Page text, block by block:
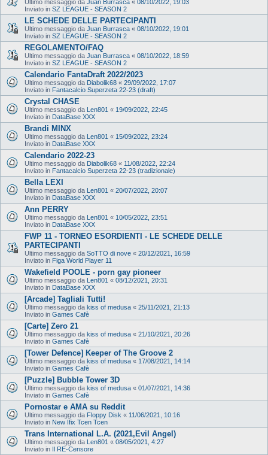
Ultimo messaggio da Juan Burrasca « 08/10/2022, 19:03
Inviato in SZ LEAGUE - SEASON 2
LE SCHEDE DELLE PARTECIPANTI
Ultimo messaggio da Juan Burrasca « 08/10/2022, 19:01
Inviato in SZ LEAGUE - SEASON 2
REGOLAMENTO/FAQ
Ultimo messaggio da Juan Burrasca « 08/10/2022, 18:59
Inviato in SZ LEAGUE - SEASON 2
Calendario FantaDraft 2022/2023
Ultimo messaggio da Diabolik68 « 29/09/2022, 17:07
Inviato in Fantacalcio Superzeta 22-23 (draft)
Crystal CHASE
Ultimo messaggio da Len801 « 19/09/2022, 22:45
Inviato in DataBase XXX
Brandi MINX
Ultimo messaggio da Len801 « 15/09/2022, 23:24
Inviato in DataBase XXX
Calendario 2022-23
Ultimo messaggio da Diabolik68 « 11/08/2022, 22:24
Inviato in Fantacalcio Superzeta 22-23 (tradizionale)
Bella LEXI
Ultimo messaggio da Len801 « 20/07/2022, 20:07
Inviato in DataBase XXX
Ann PERRY
Ultimo messaggio da Len801 « 10/05/2022, 23:51
Inviato in DataBase XXX
FWP 11 - TORNEO ESORDIENTI - LE SCHEDE DELLE
PARTECIPANTI
Ultimo messaggio da SoTTO di nove « 20/12/2021, 16:59
Inviato in Figa World Player 11
Wakefield POOLE - porn gay pioneer
Ultimo messaggio da Len801 « 08/12/2021, 20:31
Inviato in DataBase XXX
[Arcade] Tagliali Tutti!
Ultimo messaggio da kiss of medusa « 25/11/2021, 21:13
Inviato in Games Cafè
[Carte] Zero 21
Ultimo messaggio da kiss of medusa « 21/10/2021, 20:26
Inviato in Games Cafè
[Tower Defence] Keeper of The Groove 2
Ultimo messaggio da kiss of medusa « 17/08/2021, 14:14
Inviato in Games Cafè
[Puzzle] Bubble Tower 3D
Ultimo messaggio da kiss of medusa « 01/07/2021, 14:36
Inviato in Games Cafè
Pornostar e AMA su Reddit
Ultimo messaggio da Floppy Disk « 11/06/2021, 10:16
Inviato in New Ifix Tcen Tcen
Trans International L.A. (2021,Evil Angel)
Ultimo messaggio da Len801 « 08/05/2021, 4:27
Inviato in Il RE-Censore